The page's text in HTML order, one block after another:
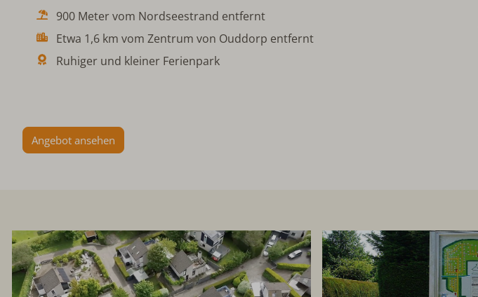
900 Meter vom Nordseestrand entfernt
Etwa 1,6 km vom Zentrum von Ouddorp entfernt
Ruhiger und kleiner Ferienpark
Angebot ansehen